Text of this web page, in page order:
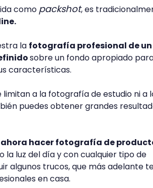
como packshot, es
la fotografía profesional de un
sobre un fondo apropiado
características.
a la fotografía de estudio ni a
puedes obtener grandes
hacer fotografía de
la luz del día y con cualquier tipo de
algunos trucos, que más adelante
en casa.